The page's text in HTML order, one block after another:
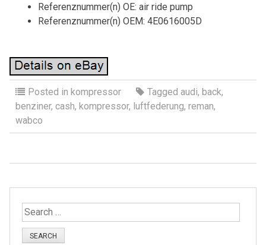
Referenznummer(n) OE: air ride pump
Referenznummer(n) OEM: 4E0616005D
Posted in kompressor Tagged audi, back,
benziner, cash, kompressor, luftfederung, reman,
wabco
S
e